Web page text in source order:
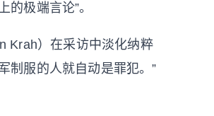
的极端言论”。
Krah）在采访中淡化纳粹
制服的人就自动是罪犯。”